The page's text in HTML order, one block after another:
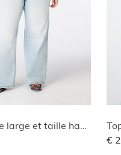
Jean à jambe large et taille haute
€